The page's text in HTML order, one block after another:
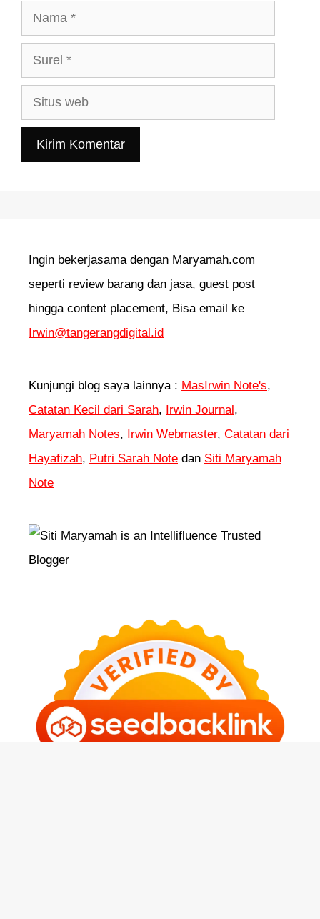
Nama
Surel
Situs
web
Ingin bekerjasama dengan Maryamah.com
seperti review barang dan jasa, guest post
hingga content placement, Bisa email ke
Irwin@tangerangdigital.id
Kunjungi blog saya lainnya : MasIrwin Note's,
Catatan Kecil dari Sarah, Irwin Journal,
Maryamah Notes, Irwin Webmaster, Catatan dari
Hayafizah, Putri Sarah Note dan Siti Maryamah
Note